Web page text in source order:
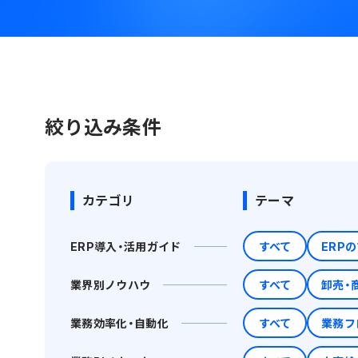
絞り込み条件
カテゴリ テーマ
ERP導入・活用ガイド すべて ERP
業界別ノウハウ すべて 卸売・
業務効率化・自動化 すべて 業務フ